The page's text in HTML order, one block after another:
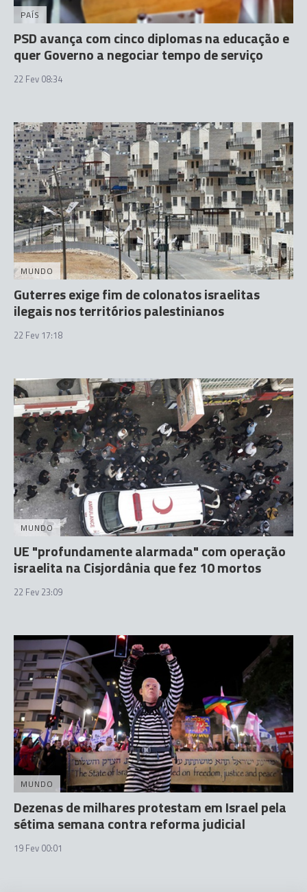
PAÍS
PSD avança com cinco diplomas na educação e
quer Governo a negociar tempo de serviço
22 Fev 08:34
MUNDO
Guterres exige fim de colonatos israelitas
ilegais nos territórios palestinianos
22 Fev 17:18
MUNDO
UE "profundamente alarmada" com operação
israelita na Cisjordânia que fez 10 mortos
22 Fev 23:09
MUNDO
Dezenas de milhares protestam em Israel pela
sétima semana contra reforma judicial
19 Fev 00:01